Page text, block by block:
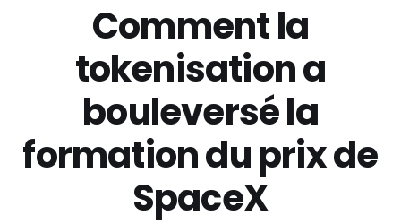
Comment la
tokenisation a
bouleversé la
formation du prix de
SpaceX